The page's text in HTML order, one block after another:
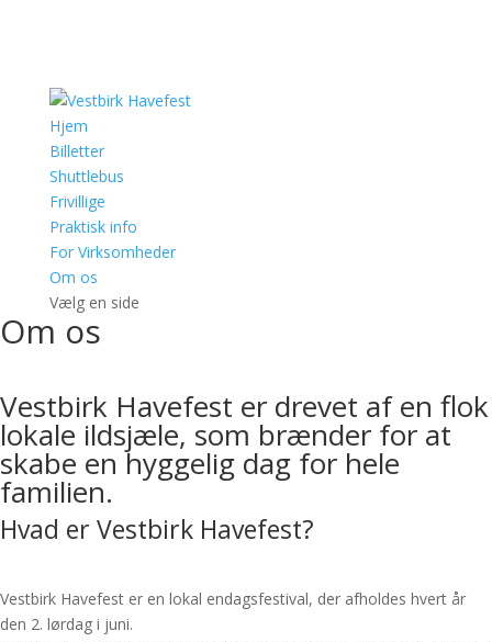
Hjem
Billetter
Shuttlebus
Frivillige
Praktisk info
For Virksomheder
Om os
Vælg en side
Om os
Vestbirk Havefest er drevet af en flok
lokale ildsjæle, som brænder for at
skabe en hyggelig dag for hele
familien.
Hvad er Vestbirk Havefest?
Vestbirk Havefest er en lokal endagsfestival, der afholdes hvert år
den 2. lørdag i juni.